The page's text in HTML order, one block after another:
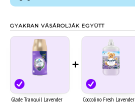
GYAKRAN VÁSÁROLJÁK EGYÜTT
Glade Tranquil Lavender
+
Coccolino Fresh Lavender